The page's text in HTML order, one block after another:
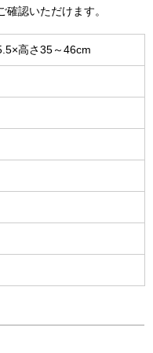
認いただけます。
高さ35～46cm